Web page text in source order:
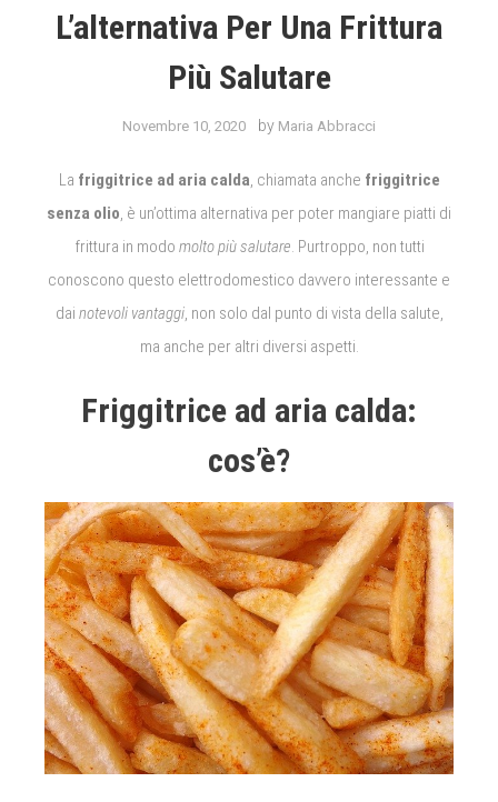
L’alternativa Per Una Frittura
Più Salutare
Novembre 10, 2020 by Maria Abbracci
La friggitrice ad aria calda, chiamata anche friggitrice
senza olio, è un’ottima alternativa per poter mangiare piatti di
frittura in modo molto più salutare. Purtroppo, non tutti
conoscono questo elettrodomestico davvero interessante e
dai notevoli vantaggi, non solo dal punto di vista della salute,
ma anche per altri diversi aspetti.
Friggitrice ad aria calda:
cos’è?